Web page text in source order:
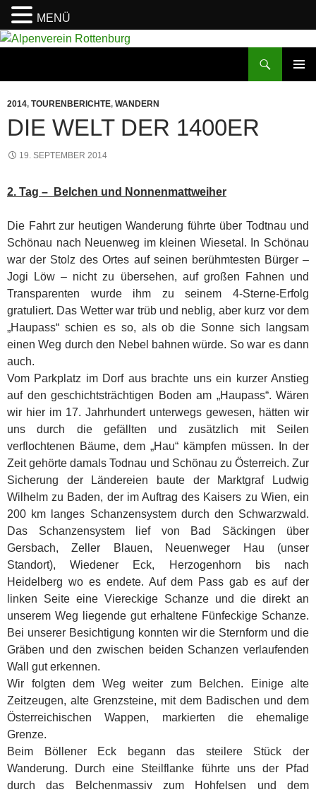
Zum
2014, TOURENBERICHTE, WANDERN
DIE WELT DER 1400ER
19. SEPTEMBER 2014
2. Tag – Belchen und Nonnenmattweiher
Die Fahrt zur heutigen Wanderung führte über Todtnau und
Schönau nach Neuenweg im kleinen Wiesetal. In Schönau
war der Stolz des Ortes auf seinen berühmtesten Bürger –
Jogi Löw – nicht zu übersehen, auf großen Fahnen und
Transparenten wurde ihm zu seinem 4-Sterne-Erfolg
gratuliert. Das Wetter war trüb und neblig, aber kurz vor dem
„Haupass“ schien es so, als ob die Sonne sich langsam
einen Weg durch den Nebel bahnen würde. So war es dann
auch.
Vom Parkplatz im Dorf aus brachte uns ein kurzer Anstieg
auf den geschichtsträchtigen Boden am „Haupass“. Wären
wir hier im 17. Jahrhundert unterwegs gewesen, hätten wir
uns durch die gefällten und zusätzlich mit Seilen
verflochtenen Bäume, dem „Hau“ kämpfen müssen. In der
Zeit gehörte damals Todnau und Schönau zu Österreich. Zur
Sicherung der Ländereien baute der Marktgraf Ludwig
Wilhelm zu Baden, der im Auftrag des Kaisers zu Wien, ein
200 km langes Schanzensystem durch den Schwarzwald.
Das Schanzensystem lief von Bad Säckingen über
Gersbach, Zeller Blauen, Neuenweger Hau (unser
Standort), Wiedener Eck, Herzogenhorn bis nach
Heidelberg wo es endete. Auf dem Pass gab es auf der
linken Seite eine Viereckige Schanze und die direkt an
unserem Weg liegende gut erhaltene Fünfeckige Schanze.
Bei unserer Besichtigung konnten wir die Sternform und die
Gräben und den zwischen beiden Schanzen verlaufenden
Wall gut erkennen.
Wir folgten dem Weg weiter zum Belchen. Einige alte
Zeitzeugen, alte Grenzsteine, mit dem Badischen und dem
Österreichischen Wappen, markierten die ehemalige
Grenze.
Beim Böllener Eck begann das steilere Stück der
Wanderung. Durch eine Steilflanke führte uns der Pfad
durch das Belchenmassiv zum Hohfelsen und dem
MENÜ